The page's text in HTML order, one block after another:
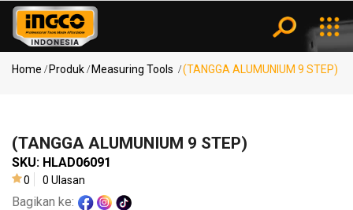
Populer
MESIN
BOR ..
Home Produk Measuring Tools (TANGGA ALUMUNIUM 9 STEP)
(TANGGA ALUMUNIUM 9 STEP)
SKU: HLAD06091
0 0 Ulasan
Bagikan ke:
Kategori
Tools
Notifikasi